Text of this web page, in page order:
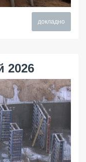
докладно
2026